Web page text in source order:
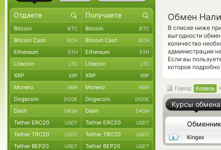
Обмен
В списке ниже
выгодности
количество
администрации
Если вы
которое
Город: Ковель
Курсы обмена
Обменник
Kingex
Bitcoin BTC Bitcoin BTC
Bitcoin Cash BCH Bitcoin Cash BCH
Ethereum ETH Ethereum ETH
Litecoin LTC Litecoin LTC
XRP XRP XRP XRP
Monero XMR Monero XMR
Dogecoin DOGE Dogecoin DOGE
Dash DASH Dash DASH
Tether ERC20 USDT Tether ERC20 USDT
Tether TRC20 USDT Tether TRC20 USDT
Tether BEP20 USDT Tether BEP20 USDT